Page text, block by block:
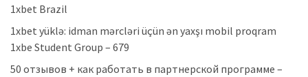
1xbet Brazil
1xbet yüklə: idman mərcləri üçün ən yaxşı mobil proqram
1xbe Student Group – 679
50 отзывов + как работать в партнерской программе –